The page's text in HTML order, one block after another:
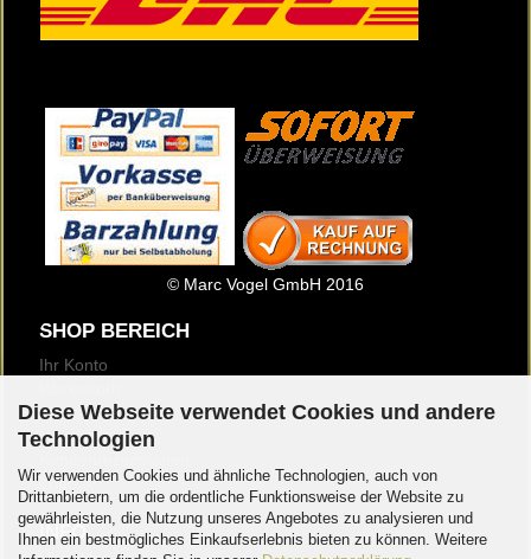
Diese Webseite verwendet Cookies und andere
Technologien
Wir verwenden Cookies und ähnliche Technologien, auch von
Drittanbietern, um die ordentliche Funktionsweise der Website zu
gewährleisten, die Nutzung unseres Angebotes zu analysieren und
Ihnen ein bestmögliches Einkaufserlebnis bieten zu können. Weitere
© Marc Vogel GmbH 2016
SHOP BEREICH
Ihr Konto
Merkzettel
Newsletter
Logout
INFO